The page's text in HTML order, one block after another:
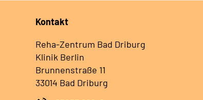
Kontakt
Reha-Zentrum Bad Driburg
Klinik Berlin
Brunnenstraße 11
33014 Bad Driburg